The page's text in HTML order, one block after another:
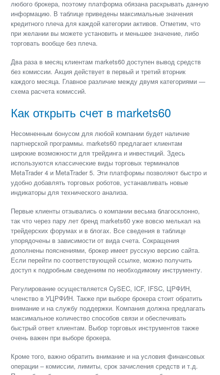
любого брокера, поэтому платформа обязана раскрывать данную
информацию. В таблице приведены максимальные значения
кредитного плеча для каждой категории активов. Отметим, что
при желании вы можете установить и меньшее значение, либо
торговать вообще без плеча.
Два раза в месяц клиентам markets60 доступен вывод средств
без комиссии. Акция действует в первый и третий вторник
каждого месяца. Главное различие между двумя категориями —
схема расчета комиссий.
Как открыть счет в markets60
Несомненным бонусом для любой компании будет наличие
партнерской программы. markets60 предлагает клиентам
широкие возможности для трейдинга и инвестиций. Здесь
используются классические виды торговых терминалов
MetaTrader 4 и MetaTrader 5. Эти платформы позволяют быстро и
удобно добавлять торговых роботов, устанавливать новые
индикаторы для технического анализа.
Первые клиенты отзывались о компании весьма благосклонно,
так что через пару лет бренд markets60 уже вовсю мелькал на
трейдерских форумах и в блогах. Все сведения в таблице
упорядочены в зависимости от вида счета. Сокращения
дополнены пояснениями, брокер имеет русскую версию сайта.
Если перейти по соответствующей ссылке, можно получить
доступ к подробным сведениям по необходимому инструменту.
Регулирование осуществляется CySEC, ICF, IFSC, ЦРФИН,
членство в УЦРФИН. Также при выборе брокера стоит обратить
внимание и на службу поддержки. Компания должна предлагать
максимальное количество способов связи и обеспечивать
быстрый ответ клиентам. Выбор торговых инструментов также
очень важен при выборе брокера.
Кроме того, важно обратить внимание и на условия финансовых
операции – комиссии, лимиты, срок зачисления средств и т.д.